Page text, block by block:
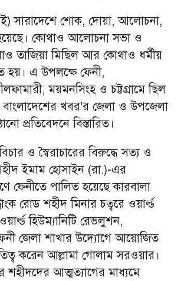
সারাদেশে শোক, দোয়া, আলোচনা,
কোথাও আলোচনা সভা ও
তাজিয়া মিছিল আর কোথাও ধর্মীয়
হয়। এ উপলক্ষে ফেনী,
ময়মনসিংহ ও চট্টগ্রামে ছিল
খবর’র জেলা ও উপজেলা
প্রতিবেদনে বিস্তারিত।
ও স্বৈরাচারের বিরুদ্ধে সত্য ও
ইমাম হোসাইন (রা.)-এর
ফেনীতে পালিত হয়েছে কারবালা
রোড শহীদ মিনার চত্বরে ওয়ার্ল্ড
হিউম্যানিটি রেভলুশন,
জেলা শাখার উদ্যোগে আয়োজিত
করেন আল্লামা গোলাম সরওয়ার।
শহীদদের আত্মত্যাগের মাধ্যমে